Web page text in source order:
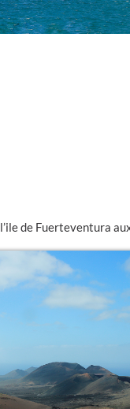
de Fuerteventura